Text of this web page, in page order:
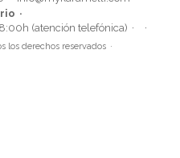
(atención telefónica)
los derechos reservados